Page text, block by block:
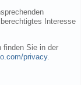
Interesse
finden Sie in der
privacy.